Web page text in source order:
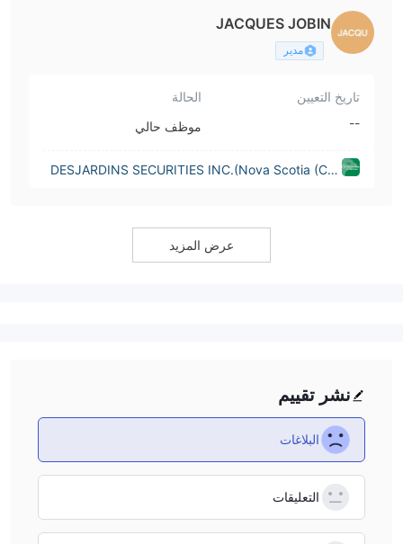
JACQUES JOBIN
مدير
تاريخ التعيين
--
الحالة
موظف حالي
DESJARDINS SECURITIES INC.(Nova Scotia (Can
عرض المزيد
نشر تقييم
البلاغات
التعليقات